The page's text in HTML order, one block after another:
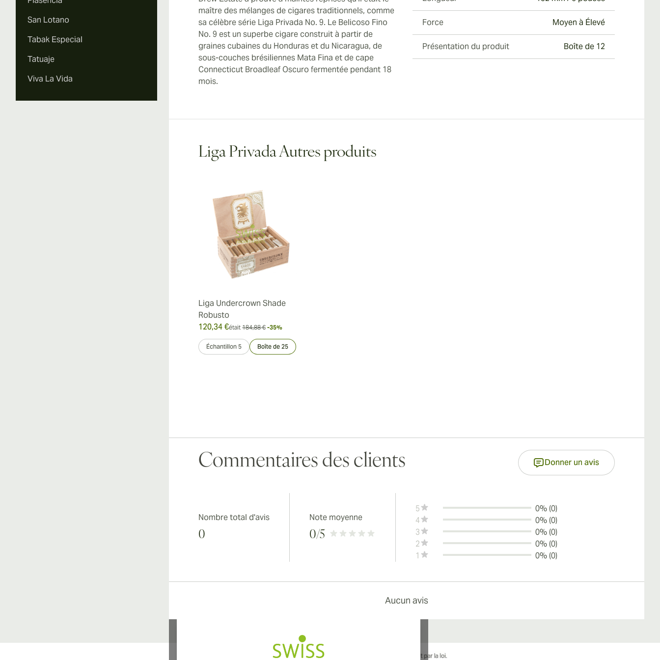
San Lotano
Tabak Especial
Tatuaje
Viva La Vida
maître des mélanges de cigares traditionnels, comme
sa célèbre série Liga Privada No. 9. Le Belicoso Fino
No. 9 est un superbe cigare construit à partir de
graines cubaines du Honduras et du Nicaragua, de
sous-couches brésiliennes Mata Fina et de cape
Connecticut Broadleaf Oscuro fermentée pendant 18
mois.
Force Moyen à Élevé
Présentation du produit Boîte de 12
Liga Privada Autres produits
Liga Undercrown Shade
Robusto
120,34 €était 184,88 € -35%
Échantillon 5 Boîte de 25
Commentaires des clients Donner un avis
Nombre total d'avis
0
Note moyenne
0/5
5
0% (0)
4
0% (0)
3
0% (0)
2
0% (0)
1
0% (0)
Aucun avis